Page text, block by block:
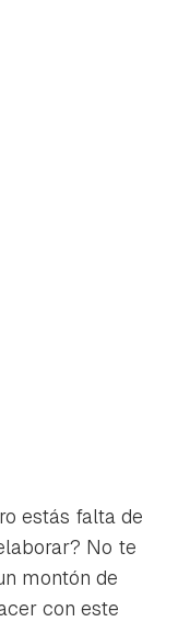
estás falta de
No te
montón de
con este